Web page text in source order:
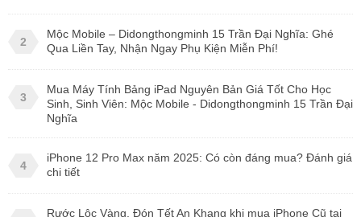
2
Mộc Mobile – Didongthongminh 15 Trần Đại Nghĩa: Ghé
Qua Liền Tay, Nhận Ngay Phụ Kiện Miễn Phí!
3
Mua Máy Tính Bảng iPad Nguyên Bản Giá Tốt Cho Học
Sinh, Sinh Viên: Mộc Mobile - Didongthongminh 15 Trần Đại
Nghĩa
4
iPhone 12 Pro Max năm 2025: Có còn đáng mua? Đánh giá
chi tiết
Rước Lộc Vàng, Đón Tết An Khang khi mua iPhone Cũ tại